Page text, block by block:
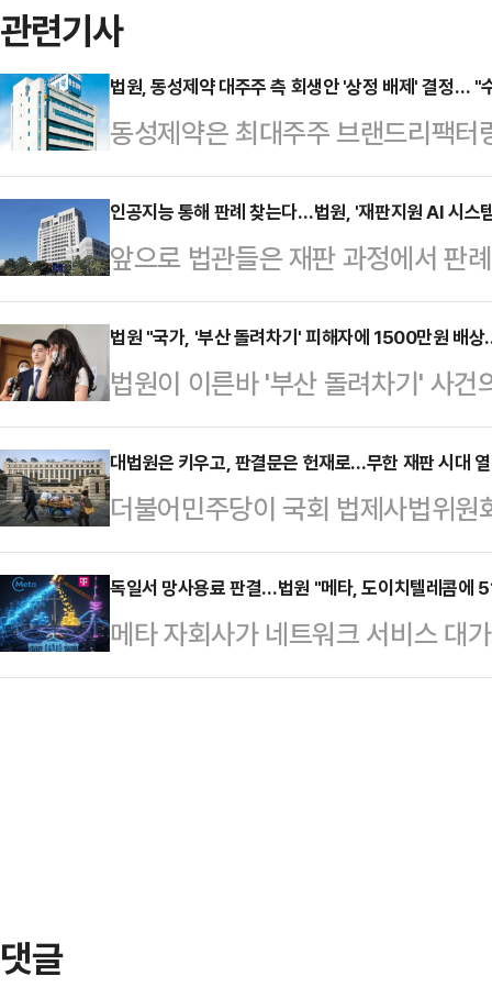
관련기사
법원, 동성제약 대주주 측 회생안 '상정 배제' 결정… "
동성제약은 최대주주 브랜드리팩
해 서울회생법원이 관계인집회 상
이번 결정으로 브랜드리팩터링 측
으로 차단됐다.브랜드리팩터링 측
의 장기 무이자 차입 등을 통해 채
출한 바 있다.법원은 이에 대해 “브
수행 가능성이 없다고 판단된다”
조에 따라 관계인 집회의 심리…
인공지능 통해 판례 찾는다…법원, '재판지원 AI 시스
앞으로 법관들은 재판 과정에서 판
자체 생성형 인공지능(AI) 시스템
성형 인공지능(Generative AI)을
고, 이를 기반으로 한 재판지원 AI
혔다.이번에 공개된 재판지원 AI는
적으로 분석해 법관 및 법원 직원들
과정에서 필요한 법률정보 검색과
로 수행할 …
법원 "국가, '부산 돌려차기' 피해자에 1500만원 배
법원이 이른바 '부산 돌려차기' 사
에게 배상해야 한다고 판단했다.13
단독 손승우 판사는 피해자 김모씨
서 국가가 김씨에게 1500만원을
수사기관이 증거 확보 등 필요한 조
씨에게 가한 성폭력 태양 등이 구체
면서 "사건 당시 원고의 상태를 보
의 상태를 구체적으로 확…
대법원은 키우고, 판결문은 헌재로…무한 재판 시대
더불어민주당이 국회 법제사법위
원법에 대한 정치권과 법조계의 우
해 대법관 수를 두 배 가까이 늘리
다시 심판하는 '재판소원'이 도입될
장되는 부작용이 불가피할 것이란
독일서 망사용료 판결…법원 "메타, 도이치텔레콤에
메타 자회사가 네트워크 서비스 대
513억원)를 지급하게 됐다.로이터
댓글